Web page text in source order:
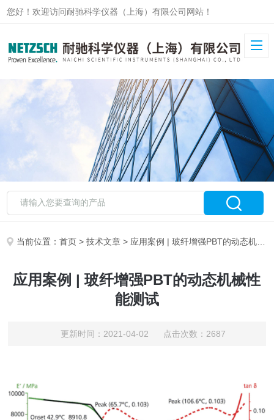
您好！欢迎访问耐驰科学仪器（上海）有限公司网站！
当前位置：首页 >技术文章 > 应用案例 | 玻纤增强PBT的动态机械性能测试
应用案例 | 玻纤增强PBT的动态机械性
能测试
更新时间：2021-04-02 点击次数：2687